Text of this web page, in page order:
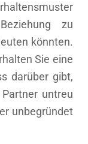
zu
könnten.
Sie eine
darüber gibt,
untreu
unbegründet